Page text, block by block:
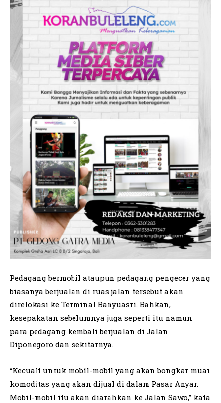
Pedagang bermobil ataupun pedagang pengecer yang
biasanya berjualan di ruas jalan tersebut akan
direlokasi ke Terminal Banyuasri. Bahkan,
kesepakatan sebelumnya juga seperti itu namun
para pedagang kembali berjualan di Jalan
Diponegoro dan sekitarnya.
“Kecuali untuk mobil-mobil yang akan bongkar muat
komoditas yang akan dijual di dalam Pasar Anyar.
Mobil-mobil itu akan diarahkan ke Jalan Sawo,” kata